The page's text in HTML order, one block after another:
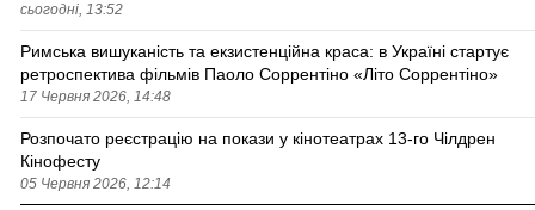
сьогодні, 13:52
Римська вишуканість та екзистенційна краса: в Україні стартує
ретроспектива фільмів Паоло Соррентіно «Літо Соррентіно»
17 Червня 2026, 14:48
Розпочато реєстрацію на покази у кінотеатрах 13-го Чілдрен
Кінофесту
05 Червня 2026, 12:14